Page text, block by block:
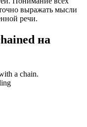
выражать мысли
речи.
на
a chain.